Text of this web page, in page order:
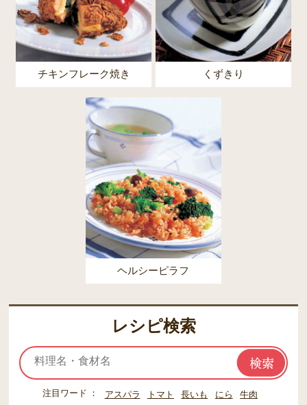
チキンフレーク焼き くずきり
ヘルシーピラフ
レシピ検索
注目ワード アスパラ トマト 長いも にら 牛肉